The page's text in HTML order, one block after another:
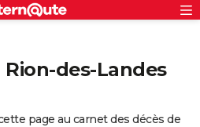
Rion-des-Landes
page au carnet des décès de